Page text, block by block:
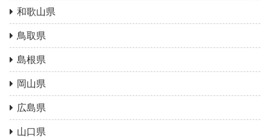
和歌山県
鳥取県
島根県
岡山県
広島県
山口県